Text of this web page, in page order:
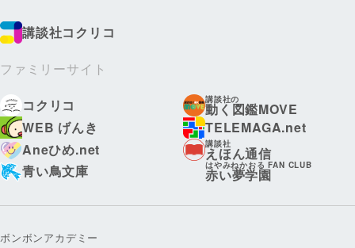
講談社コクリコ
ファミリーサイト
コクリコ
講談社の
動く図鑑MOVE
WEB げんき
TELEMAGA.net
Aneひめ.net
講談社
えほん通信
青い鳥文庫
はやみねかおる FAN CLUB
赤い夢学園
ボンボンアカデミー